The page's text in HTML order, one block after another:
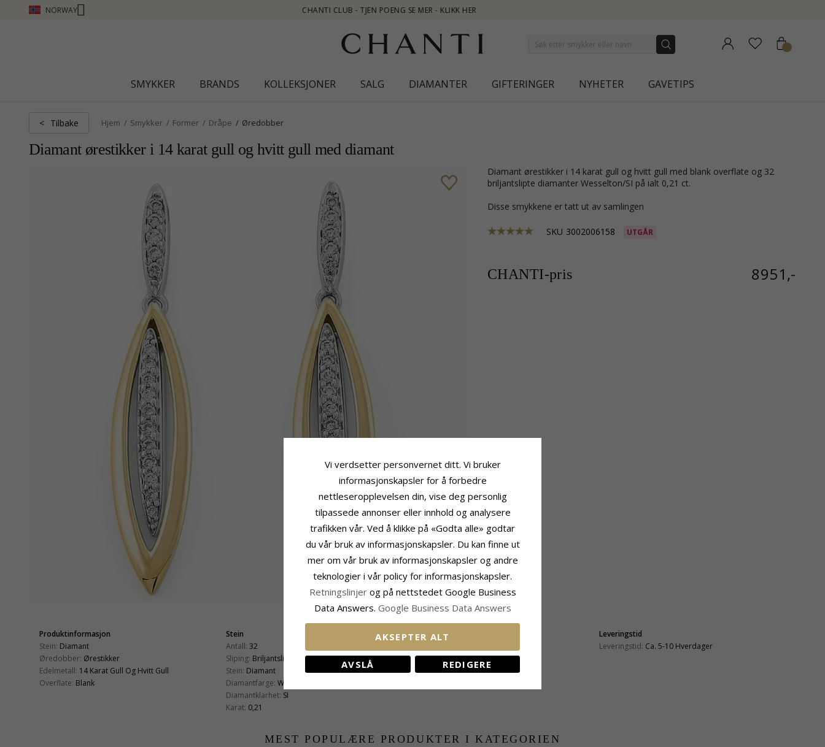
NORWAY
SMYKKER BRANDS KOLLEKSJONER SALG DIAMANTER GIFTERINGER NYHETER GAVETIPS
< Tilbake Hjem Smykker Former Dråpe Øredobber
Diamant ørestikker i 14 karat gull og hvitt gull med diamant
diamant ørestikker i 14 karat gull og hvitt gull med blank overflate og 32
briljantslipte diamanter Wesselton/SI på ialt 0,21 ct.
Disse smykkene er tatt ut av samlingen
SKU 3002006158 UTGÅR
CHANTI-pris 8951,-
Produktinformasjon
Stein: Diamant
Øredobber: Ørestikker
Edelmetall: 14 Karat Gull Og Hvitt Gull
Overflate: Blank
Stein
Antall: 32
Sliping: Briljantslipt
Stein: Diamant
Diamantfarge: Wesselton
Diamantklarhet: SI
Karat: 0,21
Størrelse
Bredde:6,6 mm
Dybde:1,5 mm
Leveringstid
Leveringstid: Ca. 5-10 Hverdager
MEST POPULÆRE PRODUKTER I KATEGORIEN
Vi verdsetter personvernet ditt. Vi bruker
informasjonskapsler for å forbedre
nettleseropplevelsen din, vise deg personlig
tilpassede annonser eller innhold og analysere
trafikken vår. Ved å klikke på «Godta alle» godtar
du vår bruk av informasjonskapsler. Du kan finne ut
mer om vår bruk av informasjonskapsler og andre
teknologier i vår policy for informasjonskapsler.
Retningslinjer og på nettstedet Google Business
Data Answers. Google Business Data Answers
AKSEPTER ALT
AVSLÅ REDIGERE